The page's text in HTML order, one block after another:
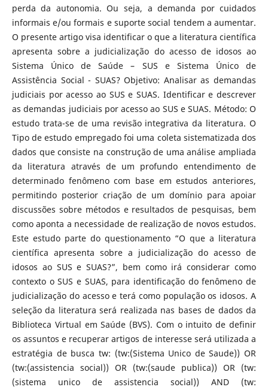
perda da autonomia. Ou seja, a demanda por cuidados
informais e/ou formais e suporte social tendem a aumentar.
O presente artigo visa identificar o que a literatura científica
apresenta sobre a judicialização do acesso de idosos ao
Sistema Único de Saúde – SUS e Sistema Único de
Assistência Social - SUAS? Objetivo: Analisar as demandas
judiciais por acesso ao SUS e SUAS. Identificar e descrever
as demandas judiciais por acesso ao SUS e SUAS. Método: O
estudo trata-se de uma revisão integrativa da literatura. O
Tipo de estudo empregado foi uma coleta sistematizada dos
dados que consiste na construção de uma análise ampliada
da literatura através de um profundo entendimento de
determinado fenômeno com base em estudos anteriores,
permitindo posterior criação de um domínio para apoiar
discussões sobre métodos e resultados de pesquisas, bem
como aponta a necessidade de realização de novos estudos.
Este estudo parte do questionamento “O que a literatura
científica apresenta sobre a judicialização do acesso de
idosos ao SUS e SUAS?”, bem como irá considerar como
contexto o SUS e SUAS, para identificação do fenômeno de
judicialização do acesso e terá como população os idosos. A
seleção da literatura será realizada nas bases de dados da
Biblioteca Virtual em Saúde (BVS). Com o intuito de definir
os assuntos e recuperar artigos de interesse será utilizada a
estratégia de busca tw: (tw:(Sistema Unico de Saude)) OR
(tw:(assistencia social)) OR (tw:(saude publica)) OR (tw:
(sistema unico de assistencia social)) AND (tw: